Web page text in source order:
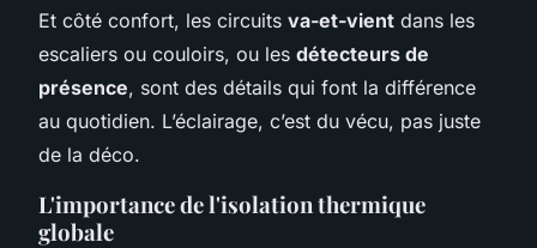
Et côté confort, les circuits va-et-vient dans les
escaliers ou couloirs, ou les détecteurs de
présence, sont des détails qui font la différence
au quotidien. L’éclairage, c’est du vécu, pas juste
de la déco.
L'importance de l'isolation thermique
globale